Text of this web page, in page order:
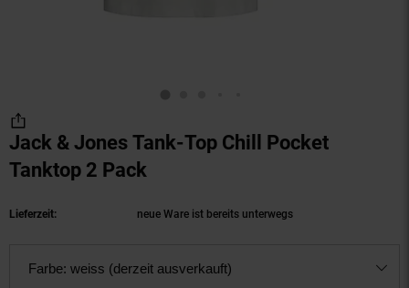
Jack & Jones Tank-Top Chill Pocket
Tanktop 2 Pack
Lieferzeit: neue Ware ist bereits unterwegs
Farbe: weiss (derzeit ausverkauft)